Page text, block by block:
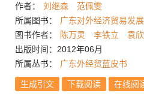
作者： 刘继森
范佩雯
所属图书：
广东对外经济贸易发
图书作者：
陈万灵 李铁立
袁欣
出版时间：2012年06月
所属丛书：
广东外经贸蓝皮书
生成引文 下载阅读 在线阅